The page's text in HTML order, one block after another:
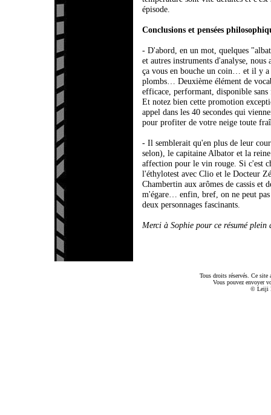
épisode.
Conclusions et pensées
- D'abord, en un mot, quelques
et autres instruments d'analyse,
ça vous en bouche un coin… et il y
plombs… Deuxième élément de
efficace, performant, disponible
Et notez bien cette promotion
appel dans les 40 secondes qui
pour profiter de votre neige toute
- Il semblerait qu'en plus de leur
selon), le capitaine Albator et la
affection pour le vin rouge. Si c'est
l'éthylotest avec Clio et le Docteur
Chambertin aux arômes de cassis
m'égare… enfin, bref, on ne peut
deux personnages fascinants.
Merci à Sophie pour ce résumé plein
Tous droits réservés. Ce site
Vous pouvez envoyer
© Leiji